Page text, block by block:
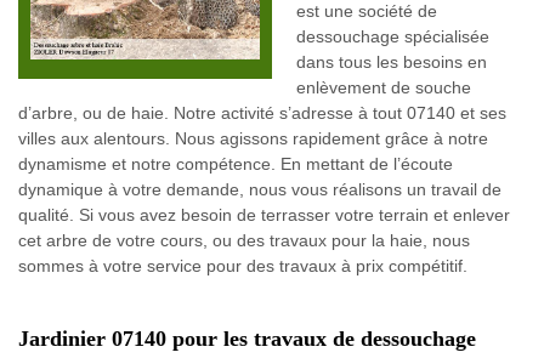
est une société de
dessouchage spécialisée
dans tous les besoins en
enlèvement de souche
d’arbre, ou de haie. Notre activité s’adresse à tout 07140 et ses
villes aux alentours. Nous agissons rapidement grâce à notre
dynamisme et notre compétence. En mettant de l’écoute
dynamique à votre demande, nous vous réalisons un travail de
qualité. Si vous avez besoin de terrasser votre terrain et enlever
cet arbre de votre cours, ou des travaux pour la haie, nous
sommes à votre service pour des travaux à prix compétitif.
Jardinier 07140 pour les travaux de dessouchage